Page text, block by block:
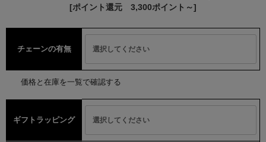
[ポイント還元 3,300ポイント～]
チェーンの有無
価格と在庫を一覧で確認する
ギフトラッピング